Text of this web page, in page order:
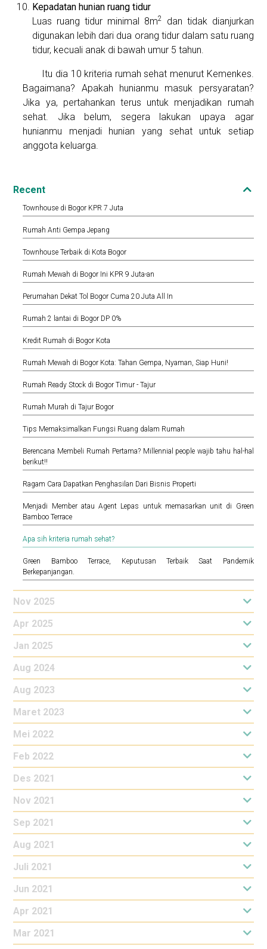
Recent
Townhouse di Bogor KPR 7 Juta
Rumah Anti Gempa Jepang
Townhouse Terbaik di Kota Bogor
Rumah Mewah di Bogor Ini KPR 9 Juta-an
Perumahan Dekat Tol Bogor Cuma 20 Juta All In
Rumah 2 lantai di Bogor DP 0%
Kredit Rumah di Bogor Kota
Rumah Mewah di Bogor Kota: Tahan Gempa, Nyaman, Siap Huni!
Rumah Ready Stock di Bogor Timur - Tajur
Rumah Murah di Tajur Bogor
Tips Memaksimalkan Fungsi Ruang dalam Rumah
Berencana Membeli Rumah Pertama? Millennial people wajib tahu hal-hal
berikut!!
Ragam Cara Dapatkan Penghasilan Dari Bisnis Properti
Menjadi Member atau Agent Lepas untuk memasarkan unit di Green
Bamboo Terrace
Apa sih kriteria rumah sehat?
Green Bamboo Terrace, Keputusan Terbaik Saat Pandemik
Berkepanjangan.
Nov 2025
Apr 2025
Jan 2025
Aug 2024
Aug 2023
Maret 2023
Mei 2022
Feb 2022
Des 2021
Nov 2021
Sep 2021
Aug 2021
Juli 2021
Jun 2021
Apr 2021
Mar 2021
Kepadatan hunian ruang tidur
Luas ruang tidur minimal 8m2
dan tidak dianjurkan
digunakan lebih dari dua orang tidur dalam satu ruang
tidur, kecuali anak di bawah umur 5 tahun.
Itu dia 10 kriteria rumah sehat menurut Kemenkes.
Bagaimana? Apakah hunianmu masuk persyaratan?
Jika ya, pertahankan terus untuk menjadikan rumah
sehat. Jika belum, segera lakukan upaya agar
hunianmu menjadi hunian yang sehat untuk setiap
anggota keluarga.